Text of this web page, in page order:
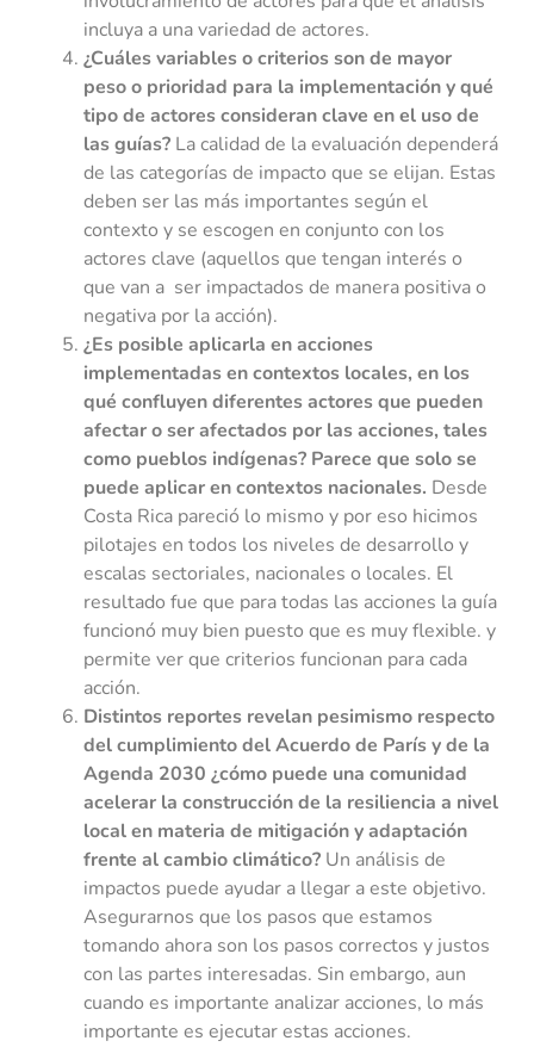
incluya a una variedad de actores.
¿Cuáles variables o criterios son de mayor
peso o prioridad para la implementación y qué
tipo de actores consideran clave en el uso de
las guías? La calidad de la evaluación dependerá
de las categorías de impacto que se elijan. Estas
deben ser las más importantes según el
contexto y se escogen en conjunto con los
actores clave (aquellos que tengan interés o
que van a ser impactados de manera positiva o
negativa por la acción).
¿Es posible aplicarla en acciones
implementadas en contextos locales, en los
qué confluyen diferentes actores que pueden
afectar o ser afectados por las acciones, tales
como pueblos indígenas? Parece que solo se
puede aplicar en contextos nacionales. Desde
Costa Rica pareció lo mismo y por eso hicimos
pilotajes en todos los niveles de desarrollo y
escalas sectoriales, nacionales o locales. El
resultado fue que para todas las acciones la guía
funcionó muy bien puesto que es muy flexible. y
permite ver que criterios funcionan para cada
acción.
Distintos reportes revelan pesimismo respecto
del cumplimiento del Acuerdo de París y de la
Agenda 2030 ¿cómo puede una comunidad
acelerar la construcción de la resiliencia a nivel
local en materia de mitigación y adaptación
frente al cambio climático? Un análisis de
impactos puede ayudar a llegar a este objetivo.
Asegurarnos que los pasos que estamos
tomando ahora son los pasos correctos y justos
con las partes interesadas. Sin embargo, aun
cuando es importante analizar acciones, lo más
importante es ejecutar estas acciones.